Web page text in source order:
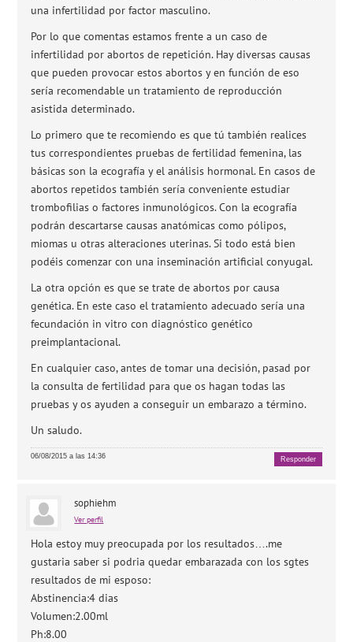
una infertilidad por factor masculino.
Por lo que comentas estamos frente a un caso de
infertilidad por abortos de repetición. Hay diversas causas
que pueden provocar estos abortos y en función de eso
sería recomendable un tratamiento de reproducción
asistida determinado.
Lo primero que te recomiendo es que tú también realices
tus correspondientes pruebas de fertilidad femenina, las
básicas son la ecografía y el análisis hormonal. En casos de
abortos repetidos también sería conveniente estudiar
trombofilias o factores inmunológicos. Con la ecografía
podrán descartarse causas anatómicas como pólipos,
miomas u otras alteraciones uterinas. Si todo está bien
podéis comenzar con una inseminación artificial conyugal.
La otra opción es que se trate de abortos por causa
genética. En este caso el tratamiento adecuado sería una
fecundación in vitro con diagnóstico genético
preimplantacional.
En cualquier caso, antes de tomar una decisión, pasad por
la consulta de fertilidad para que os hagan todas las
pruebas y os ayuden a conseguir un embarazo a término.
Un saludo.
06/08/2015 a las 14:36 Responder
sophiehm
Ver perfil
Hola estoy muy preocupada por los resultados….me
gustaria saber si podria quedar embarazada con los sgtes
resultados de mi esposo:
Abstinencia:4 dias
Volumen:2.00ml
Ph:8.00